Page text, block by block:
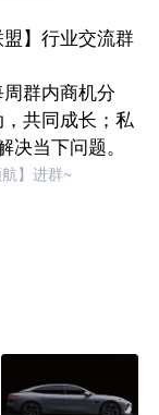
】行业交流群
群内商机分
共同成长；私
决当下问题。
】进群~